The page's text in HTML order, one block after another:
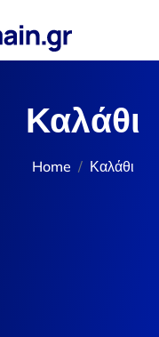
Καλάθι
Home Καλάθι